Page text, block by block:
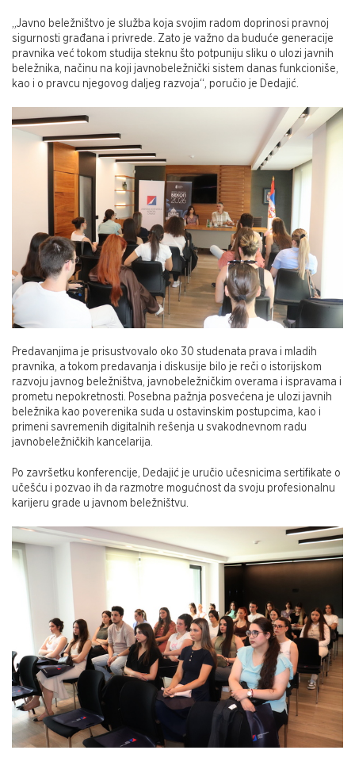
„Javno beležništvo je služba koja svojim radom doprinosi pravnoj
sigurnosti građana i privrede. Zato je važno da buduće generacije
pravnika već tokom studija steknu što potpuniju sliku o ulozi javnih
beležnika, načinu na koji javnobeležnički sistem danas funkcioniše,
kao i o pravcu njegovog daljeg razvoja“, poručio je Dedajić.
Predavanjima je prisustvovalo oko 30 studenata prava i mladih
pravnika, a tokom predavanja i diskusije bilo je reči o istorijskom
razvoju javnog beležništva, javnobeležničkim overama i ispravama i
prometu nepokretnosti. Posebna pažnja posvećena je ulozi javnih
beležnika kao poverenika suda u ostavinskim postupcima, kao i
primeni savremenih digitalnih rešenja u svakodnevnom radu
javnobeležničkih kancelarija.
Po završetku konferencije, Dedajić je uručio učesnicima sertifikate o
učešću i pozvao ih da razmotre mogućnost da svoju profesionalnu
karijeru grade u javnom beležništvu.